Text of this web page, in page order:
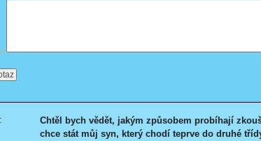
*
Chtěl bych vědět, jakým způsobem probíhají
chce stát můj syn, který chodí teprve do druhé